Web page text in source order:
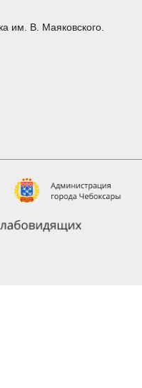
им. В. Маяковского.